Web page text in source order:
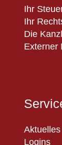
Ihr
Ihr
Die
Externer
Aktuelles
Logins